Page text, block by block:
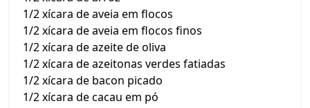
1/2 xícara de aveia em flocos
1/2 xícara de aveia em flocos finos
1/2 xícara de azeite de oliva
1/2 xícara de azeitonas verdes fatiadas
1/2 xícara de bacon picado
1/2 xícara de cacau em pó